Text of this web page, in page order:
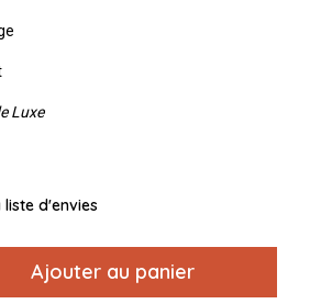
Luxe
d'envies
Ajouter au panier